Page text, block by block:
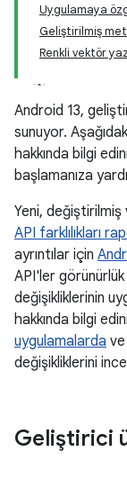
Uygulamaya
Geliştirilmiş
Renkli vektör
Android 13,
sunuyor.
hakkında bilgi
başlamanıza
Yeni, değiştirilmiş
API farklılıkları
ayrıntılar için
API'ler görünürlük
değişikliklerinin
hakkında bilgi
uygulamalarda ve
değişikliklerini
Geliştirici